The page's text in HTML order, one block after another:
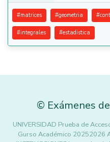
#matrices #geometria #
#integrales #estadistica
© Exámenes
UNIVERSIDAD Prueba de
Gurso Académico 20252026